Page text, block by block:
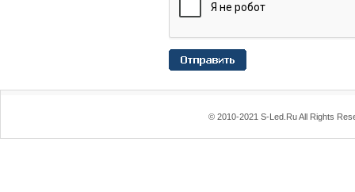
© 2010-2021 S-Led.Ru All Rights